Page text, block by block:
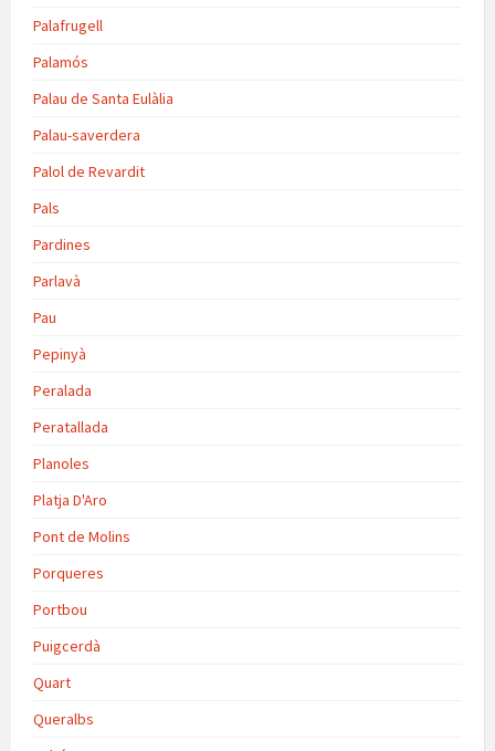
Palafrugell
Palamós
Palau de Santa Eulàlia
Palau-saverdera
Palol de Revardit
Pals
Pardines
Parlavà
Pau
Pepinyà
Peralada
Peratallada
Planoles
Platja D'Aro
Pont de Molins
Porqueres
Portbou
Puigcerdà
Quart
Queralbs